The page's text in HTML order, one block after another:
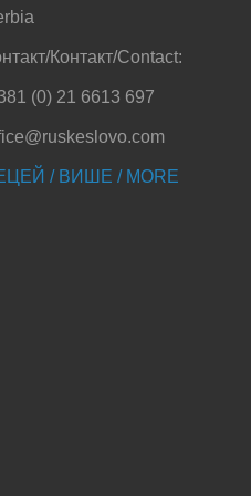
Контакт/Contact:
(0) 21 6613 697
/ ВИШЕ / MORE